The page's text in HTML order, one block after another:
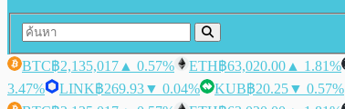
BTC฿2,135,017 ▲ 0.57% ETH฿63,020.00 ▲ 1.81%
3.47%
LINK฿269.93▼ 0.04% KUB฿20.25▼ 0.57%